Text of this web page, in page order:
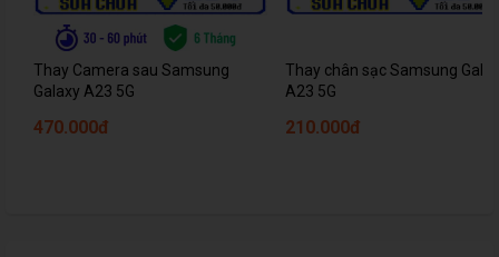
Thay Camera sau Samsung
Galaxy A23 5G
470.000đ
Thay chân sạc Samsung
A23 5G
210.000đ